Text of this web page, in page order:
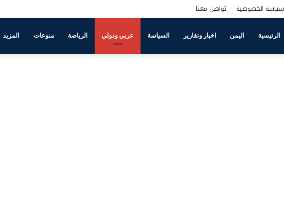
سياسة الخصوصية تواصل معنا
الرئيسية اليمن اخبار وتقارير السياسة عربي ودولي الرياضة منوعات المزيد